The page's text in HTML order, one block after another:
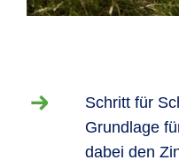
Schritt für
Grundlage
dabei den